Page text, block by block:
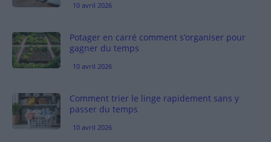
10 avril 2026
Potager en carré comment s’organiser pour
gagner du temps
10 avril 2026
Comment trier le linge rapidement sans y
passer du temps
10 avril 2026